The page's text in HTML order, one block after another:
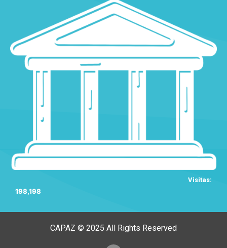
Visitas:
198,198
CAPAZ © 2025 All Rights Reserved